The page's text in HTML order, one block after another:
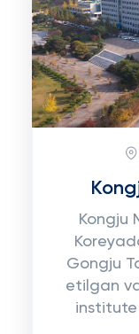
Kongju
Gongju
etilgan